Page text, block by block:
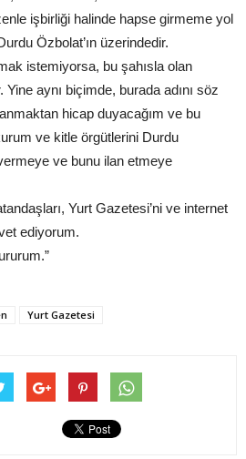
işbirliği halinde hapse girmeme yol
Özbolat’ın üzerindedir.
istemiyorsa, bu şahısla olan
aynı biçimde, burada adını söz
hicap duyacağım ve bu
ve kitle örgütlerini Durdu
ve bunu ilan etmeye
Yurt Gazetesi’ni ve internet
ediyorum.
Yurt Gazetesi